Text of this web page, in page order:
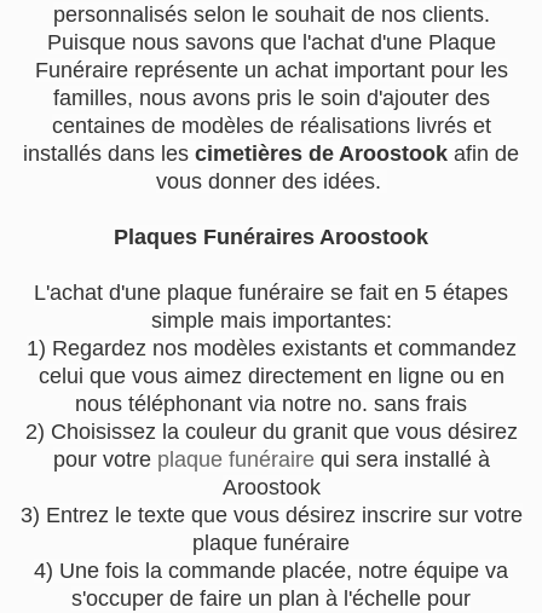
personnalisés selon le souhait de nos clients.
Puisque nous savons que l'achat d'une Plaque
Funéraire représente un achat important pour les
familles, nous avons pris le soin d'ajouter des
centaines de modèles de réalisations livrés et
installés dans les cimetières de Aroostook afin de
vous donner des idées.
Plaques Funéraires Aroostook
L'achat d'une plaque funéraire se fait en 5 étapes
simple mais importantes:
1) Regardez nos modèles existants et commandez
celui que vous aimez directement en ligne ou en
nous téléphonant via notre no. sans frais
2) Choisissez la couleur du granit que vous désirez
pour votre plaque funérairequi sera installé à
Aroostook
3) Entrez le texte que vous désirez inscrire sur votre
plaque funéraire
4) Une fois la commande placée, notre équipe va
s'occuper de faire un plan à l'échelle pour